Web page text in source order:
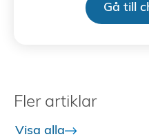
Gå till
Fler artiklar
Visa alla